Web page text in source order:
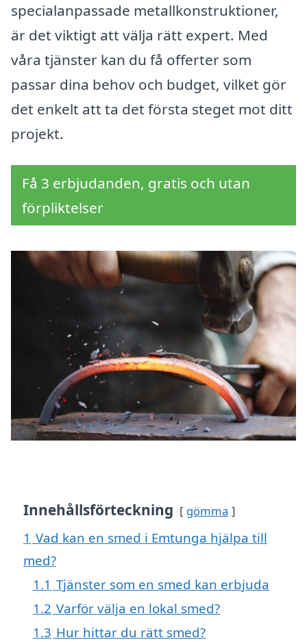
specialanpassade metallkonstruktioner,
är det viktigt att välja rätt expert. Med
våra tjänster kan du få offerter som
passar dina behov och budget, vilket gör
det enkelt att ta det första steget mot ditt
projekt.
Få 3 erbjudanden, gratis och utan
förpliktelser
Innehållsförteckning gömma
1 Vad kan en smed i Emtunga hjälpa till
med?
1.1 Tjänster som en smed kan erbjuda
1.2 Varför välja en lokal smed?
1.3 Hur hittar du rätt smed?